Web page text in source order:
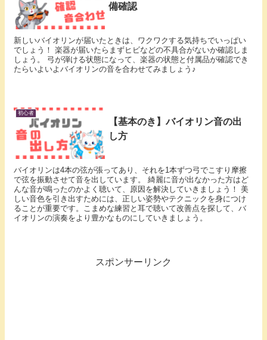
備確認
新しいバイオリンが届いたときは、ワクワクする気持ちでいっぱい
でしょう！ 楽器が届いたらまずヒビなどの不具合がないか確認しま
しょう。 弓が弾ける状態になって、楽器の状態と付属品が確認でき
たらいよいよバイオリンの音を合わせてみましょう♪
初心者
【基本のき】バイオリン音の出
し方
バイオリンは4本の弦が張ってあり、それを1本ずつ弓でこすり摩擦
で弦を振動させて音を出しています。 綺麗に音が出なかった方はど
んな音が鳴ったのかよく聴いて、原因を解決していきましょう！ 美
しい音色を引き出すためには、正しい姿勢やテクニックを身につけ
ることが重要です。こまめな練習と耳で聴いて改善点を探して、バ
イオリンの演奏をより豊かなものにしていきましょう。
スポンサーリンク